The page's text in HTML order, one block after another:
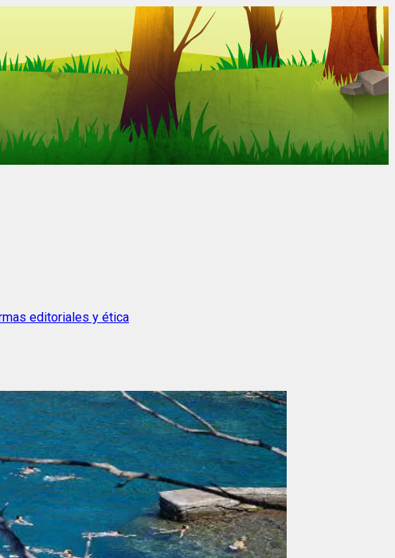
editoriales y ética